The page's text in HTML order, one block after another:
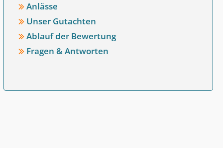
Anlässe
Unser Gutachten
Ablauf der Bewertung
Fragen & Antworten